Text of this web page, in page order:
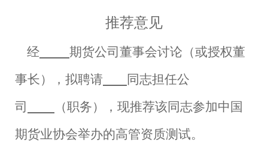
推荐意见
经
期货公司董事会讨论（或授权董
事长），拟聘请
同志担任公
司
（职务），现推荐该同志参加中国
期货业协会举办的高管资质测试。